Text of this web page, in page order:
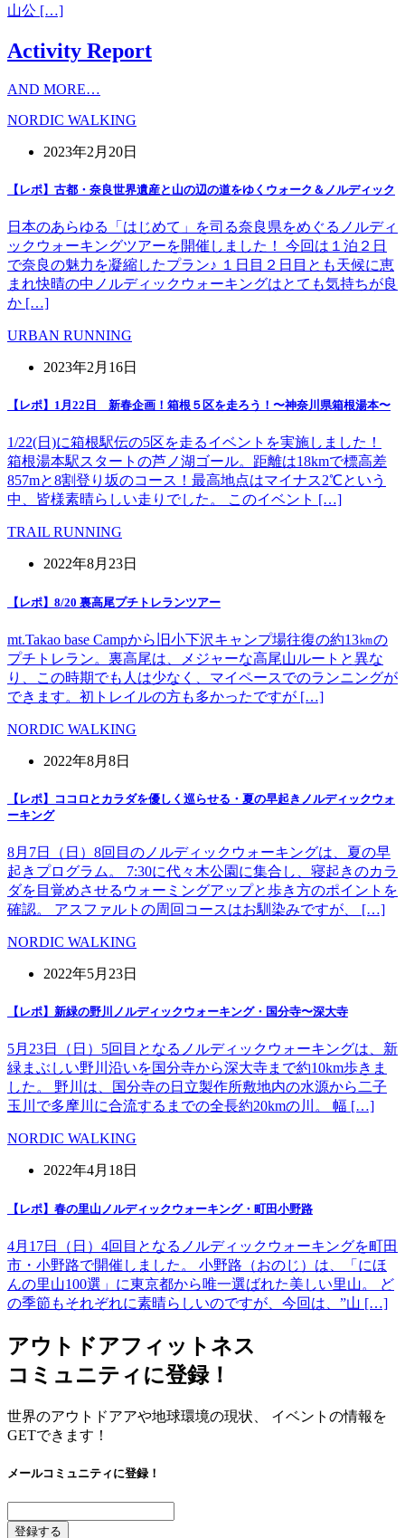
山公 […]
Activity Report
AND MORE…
NORDIC WALKING
2023年2月20日
【レポ】古都・奈良世界遺産と山の辺の道をゆくウォーク＆ノルディック
日本のあらゆる「はじめて」を司る奈良県をめぐるノルディ
ックウォーキングツアーを開催しました！ 今回は１泊２日
で奈良の魅力を凝縮したプラン♪ １日目２日目とも天候に恵
まれ快晴の中ノルディックウォーキングはとても気持ちが良
か […]
URBAN RUNNING
2023年2月16日
【レポ】1月22日 新春企画！箱根５区を走ろう！〜神奈川県箱根湯本〜
1/22(日)に箱根駅伝の5区を走るイベントを実施しました！
箱根湯本駅スタートの芦ノ湖ゴール。距離は18kmで標高差
857mと8割登り坂のコース！最高地点はマイナス2℃という
中、皆様素晴らしい走りでした。 このイベント […]
TRAIL RUNNING
2022年8月23日
【レポ】8/20 裏高尾プチトレランツアー
mt.Takao base Campから旧小下沢キャンプ場往復の約13㎞の
プチトレラン。裏高尾は、メジャーな高尾山ルートと異な
り、この時期でも人は少なく、マイペースでのランニングが
できます。初トレイルの方も多かったですが […]
NORDIC WALKING
2022年8月8日
【レポ】ココロとカラダを優しく巡らせる・夏の早起きノルディックウォ
ーキング
8月7日（日）8回目のノルディックウォーキングは、夏の早
起きプログラム。 7:30に代々木公園に集合し、寝起きのカラ
ダを目覚めさせるウォーミングアップと歩き方のポイントを
確認。 アスファルトの周回コースはお馴染みですが、 […]
NORDIC WALKING
2022年5月23日
【レポ】新緑の野川ノルディックウォーキング・国分寺〜深大寺
5月23日（日）5回目となるノルディックウォーキングは、新
緑まぶしい野川沿いを国分寺から深大寺まで約10km歩きま
した。 野川は、国分寺の日立製作所敷地内の水源から二子
玉川で多摩川に合流するまでの全長約20kmの川。 幅 […]
NORDIC WALKING
2022年4月18日
【レポ】春の里山ノルディックウォーキング・町田小野路
4月17日（日）4回目となるノルディックウォーキングを町田
市・小野路で開催しました。 小野路（おのじ）は、「にほ
んの里山100選」に東京都から唯一選ばれた美しい里山。 ど
の季節もそれぞれに素晴らしいのですが、今回は、”山 […]
アウトドアフィットネス
コミュニティに登録！
世界のアウトドアアや地球環境の現状、 イベントの情報を
GETできます！
メールコミュニティに登録！